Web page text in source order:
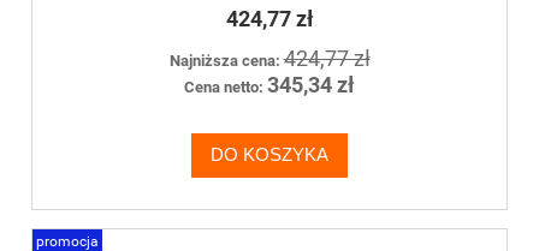
424,77 zł
Najniższa cena:424,77 zł
Cena netto: 345,34 zł
DO KOSZYKA
promocja